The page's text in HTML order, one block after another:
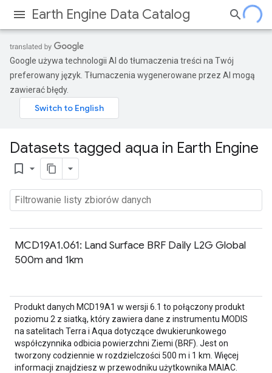
Earth Engine Data Catalog
Google używa technologii AI do tłumaczenia treści na Twój
preferowany język. Tłumaczenia wygenerowane przez AI mogą
zawierać błędy.
Datasets tagged aqua in Earth Engine
bookmark_border
MCD19A1.061: Land Surface BRF Daily L2G Global
500m and 1km
Produkt danych MCD19A1 w wersji 6.1 to połączony produkt
poziomu 2 z siatką, który zawiera dane z instrumentu MODIS
na satelitach Terra i Aqua dotyczące dwukierunkowego
współczynnika odbicia powierzchni Ziemi (BRF). Jest on
tworzony codziennie w rozdzielczości 500 m i 1 km. Więcej
informacji znajdziesz w przewodniku użytkownika MAIAC.